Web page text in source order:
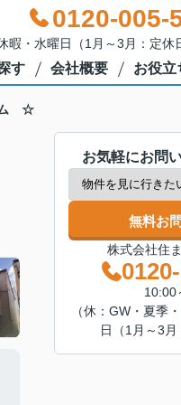
0120-005-
・水曜日（1月～3月：定休
す 会社概要 お役立
☆
お気軽にお問
無料お
株式会社住
10:00
（休：GW・夏季
日（1月～3月